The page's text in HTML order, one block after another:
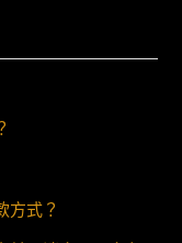
方式？